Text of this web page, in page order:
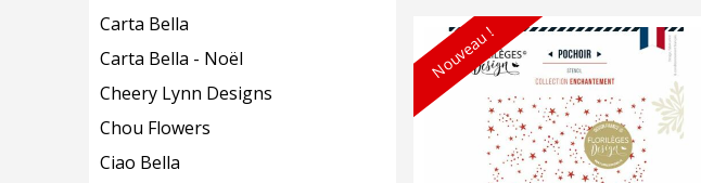
Carta Bella
Carta Bella - Noël
Cheery Lynn Designs
Chou Flowers
Ciao Bella
Nouveau !